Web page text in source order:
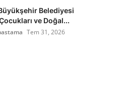
Belediyesi
ve Doğal...
Tem 31, 2026